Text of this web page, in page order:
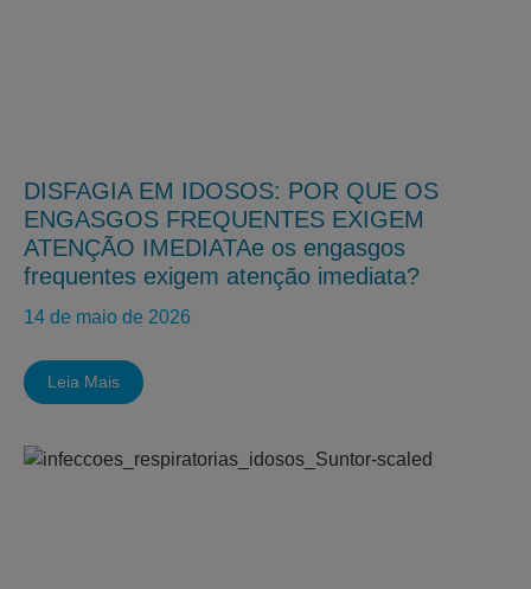
DISFAGIA EM IDOSOS: POR QUE OS
ENGASGOS FREQUENTES EXIGEM
ATENÇÃO IMEDIATAe os engasgos
frequentes exigem atenção imediata?
14 de maio de 2026
Leia Mais